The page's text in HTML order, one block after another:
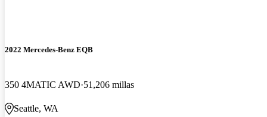
2022 Mercedes-Benz EQB
350 4MATIC AWD 51,206 millas
Seattle, WA